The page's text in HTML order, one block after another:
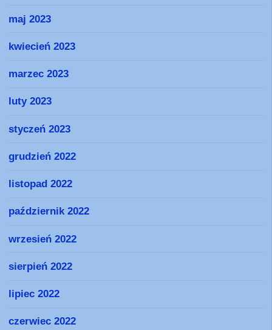
maj 2023
kwiecień 2023
marzec 2023
luty 2023
styczeń 2023
grudzień 2022
listopad 2022
październik 2022
wrzesień 2022
sierpień 2022
lipiec 2022
czerwiec 2022